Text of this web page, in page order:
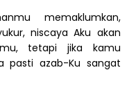
memaklumkan,
niscaya Aku akan
tetapi jika kamu
pasti azab-Ku sangat